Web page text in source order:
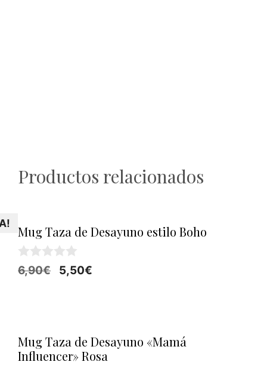
Productos relacionados
Mug Taza de Desayuno estilo Boho
0
d
6,90€
El
6,90€.
5,50€
5,50€.
Mug Taza de Desayuno «Mamá
Influencer» Rosa